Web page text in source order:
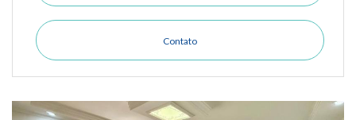
Contato